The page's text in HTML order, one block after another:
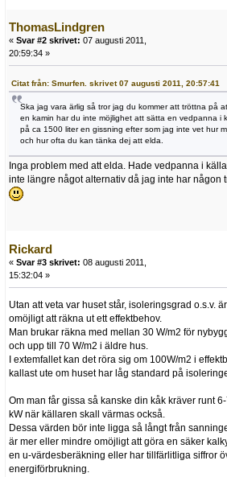
ThomasLindgren
« Svar #2 skrivet: 07 augusti 2011,
20:59:34 »
Citat från: Smurfen. skrivet 07 augusti 2011, 20:57:41
Ska jag vara ärlig så tror jag du kommer att tröttna på
en kamin har du inte möjlighet att sätta en vedpanna i
på ca 1500 liter en gissning efter som jag inte vet hur
och hur ofta du kan tänka dej att elda.
Inga problem med att elda. Hade vedpanna i
inte längre något alternativ då jag inte har någon
Rickard
« Svar #3 skrivet: 08 augusti 2011,
15:32:04 »
Utan att veta var huset står, isoleringsgrad o.s.v.
omöjligt att räkna ut ett effektbehov.
Man brukar räkna med mellan 30 W/m2 för
och upp till 70 W/m2 i äldre hus.
I extemfallet kan det röra sig om 100W/m2 i
kallast ute om huset har låg standard på
Om man får gissa så kanske din kåk kräver runt
kW när källaren skall värmas också.
Dessa värden bör inte ligga så långt från
är mer eller mindre omöjligt att göra en säker
en u-värdesberäkning eller har tillfärlitliga siffror
energiförbrukning.